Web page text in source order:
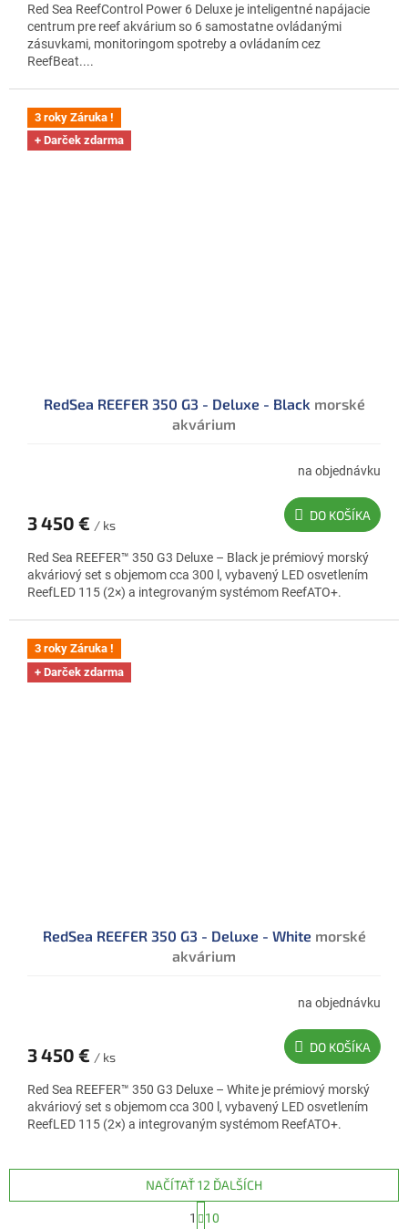
Red Sea ReefControl Power 6 Deluxe je inteligentné napájacie
centrum pre reef akvárium so 6 samostatne ovládanými
zásuvkami, monitoringom spotreby a ovládaním cez
ReefBeat....
3 roky Záruka !
+ Darček zdarma
RedSea REEFER 350 G3 - Deluxe - Black morské
akvárium
na objednávku
3 450 € / ks
DO KOŠÍKA
Red Sea REEFER™ 350 G3 Deluxe – Black je prémiový morský
akváriový set s objemom cca 300 l, vybavený LED osvetlením
ReefLED 115 (2×) a integrovaným systémom ReefATO+.
3 roky Záruka !
+ Darček zdarma
RedSea REEFER 350 G3 - Deluxe - White morské
akvárium
na objednávku
3 450 € / ks
DO KOŠÍKA
Red Sea REEFER™ 350 G3 Deluxe – White je prémiový morský
akváriový set s objemom cca 300 l, vybavený LED osvetlením
ReefLED 115 (2×) a integrovaným systémom ReefATO+.
NAČÍTAŤ 12 ĎALŠÍCH
S
t
1
10